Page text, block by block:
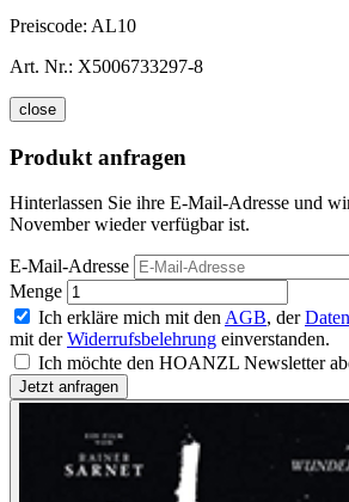
Preiscode: AL10
Art. Nr.: X5006733297-8
close
Produkt anfragen
Hinterlassen Sie ihre E-Mail-Adresse und
November wieder verfügbar ist.
E-Mail-Adresse
Menge
Ich erkläre mich mit den AGB, der
mit derWiderrufsbelehrung einverstanden.
Ich möchte den HOANZL Newsletter